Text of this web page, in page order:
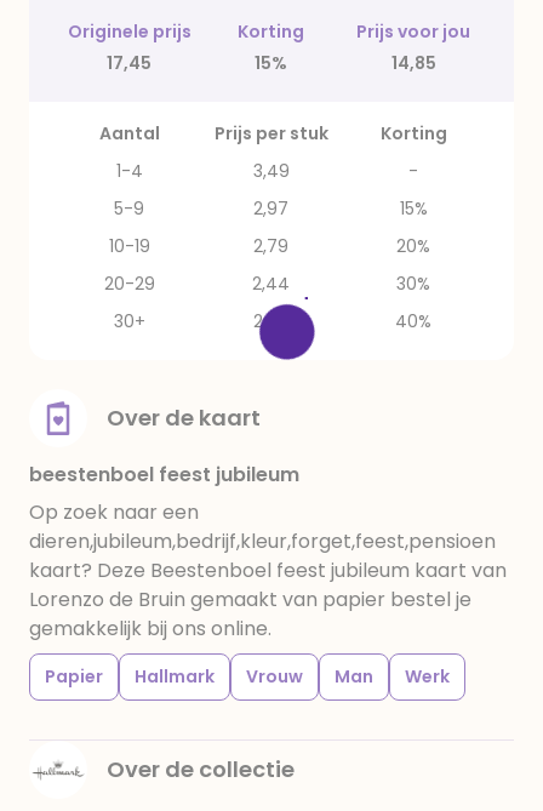
Originele prijs Korting
Prijs voor jou
17,45
15% 14,85
Aantal Prijs per stuk
Korting
1-4
3,49
-
5-9
2,97
15%
10-19
2,79
20%
20-29
2,44
30%
30+
2,09 40%
Over de kaart
beestenboel feest jubileum
Op zoek naar een
dieren,jubileum,bedrijf,kleur,forget,feest,pensioen
kaart? Deze Beestenboel feest jubileum kaart van
Lorenzo de Bruin gemaakt van papier bestel je
gemakkelijk bij ons online.
Papier Hallmark Vrouw Man Werk
Over de collectie